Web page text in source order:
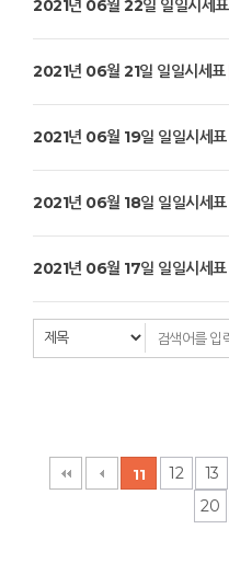
2021년 06월 22일 일일시세표
2021년 06월 21일 일일시세표
2021년 06월 19일 일일시세표
2021년 06월 18일 일일시세표
2021년 06월 17일 일일시세표
11 12 13
20